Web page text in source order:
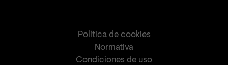
Política de cookies
Normativa
Condiciones de uso